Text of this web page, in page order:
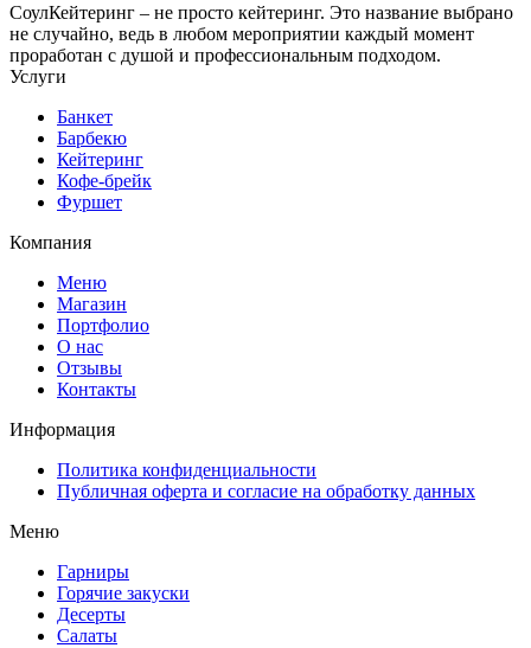
СоулКейтеринг – не просто кейтеринг. Это название выбрано
не случайно, ведь в любом мероприятии каждый момент
проработан с душой и профессиональным подходом.
Услуги
Банкет
Барбекю
Кейтеринг
Кофе-брейк
Фуршет
Компания
Меню
Магазин
Портфолио
О нас
Отзывы
Контакты
Информация
Политика конфиденциальности
Публичная оферта и согласие на обработку данных
Меню
Гарниры
Горячие закуски
Десерты
Салаты